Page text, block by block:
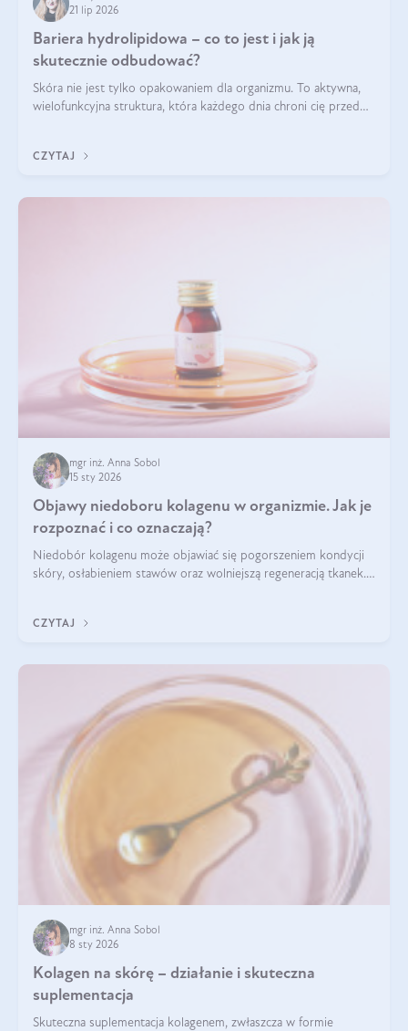
21 lip 2026
Bariera hydrolipidowa – co to jest i jak ją
skutecznie odbudować?
Skóra nie jest tylko opakowaniem dla organizmu. To aktywna,
wielofunkcyjna struktura, która każdego dnia chroni cię przed
bariera hydrolipidowa.
CZYTAJ
mgr inż. Anna Sobol
15 sty 2026
Objawy niedoboru kolagenu w organizmie. Jak je
rozpoznać i co oznaczają?
Niedobór kolagenu może objawiać się pogorszeniem kondycji
skóry, osłabieniem stawów oraz wolniejszą regeneracją tkanek.
osłabienie włosów.
CZYTAJ
mgr inż. Anna Sobol
8 sty 2026
Kolagen na skórę – działanie i skuteczna
suplementacja
Skuteczna suplementacja kolagenem, zwłaszcza w formie